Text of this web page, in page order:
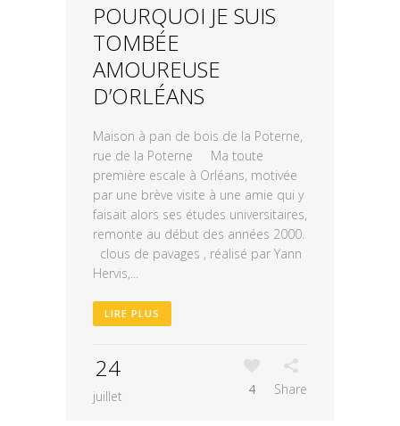
POURQUOI JE SUIS
TOMBÉE
AMOUREUSE
D’ORLÉANS
Maison à pan de bois de la Poterne,
rue de la Poterne Ma toute
première escale à Orléans, motivée
par une brève visite à une amie qui y
faisait alors ses études universitaires,
remonte au début des années 2000.
clous de pavages , réalisé par Yann
Hervis,...
LIRE PLUS
24
juillet 4 Share